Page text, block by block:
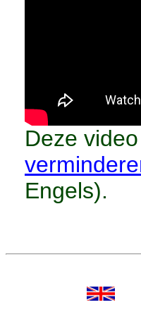
Deze
Engels).